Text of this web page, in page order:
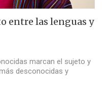
entre las lenguas y
marcan el sujeto y
desconocidas y